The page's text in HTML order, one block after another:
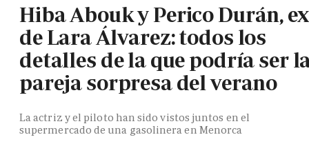
Hiba Abouk y Perico Durán, ex
de Lara Álvarez: todos los
detalles de la que podría ser
pareja sorpresa del verano
La actriz y el piloto han sido vistos juntos en el
supermercado de una gasolinera en Menorca